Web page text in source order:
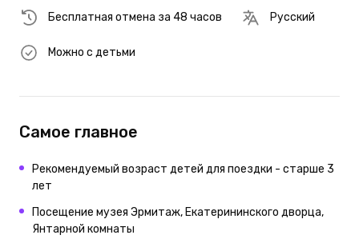
Бесплатная отмена за 48 часов Русский
Можно с детьми
Самое главное
Рекомендуемый возраст детей для поездки - старше 3
лет
Посещение музея Эрмитаж, Екатерининского дворца,
Янтарной комнаты